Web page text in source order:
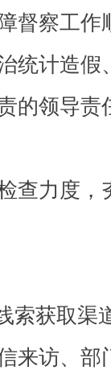
督察工
统计造
的领导责
力度，
获取渠
来访、部